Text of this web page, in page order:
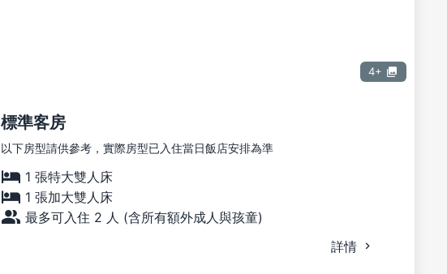
4+
標準客房
以下房型請供參考，實際房型已入住當日飯店安排為準
1 張特大雙人床
1 張加大雙人床
最多可入住 2 人 (含所有額外成人與孩童)
詳情